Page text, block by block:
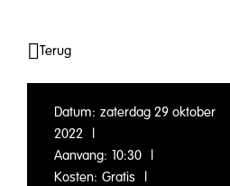
Terug
Datum: zaterdag 29 oktober
2022
|
Aanvang: 10:30
|
Kosten: Gratis
|